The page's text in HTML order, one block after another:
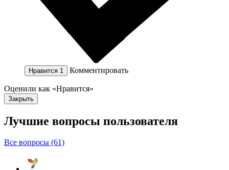
Нравится 1 Комментировать
Оценили как «Нравится»
Закрыть
Лучшие вопросы пользователя
Все вопросы (61)